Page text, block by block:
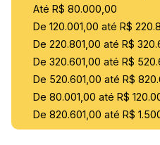
Até R$ 80.000,00
De 120.001,00 até R$
De 220.801,00 até R$
De 320.601,00 até R$
De 520.601,00 até R$
De 80.001,00 até R$
De 820.601,00 até R$